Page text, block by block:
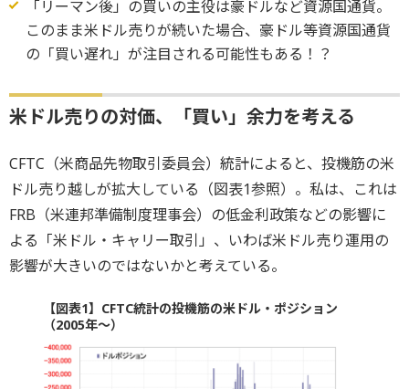
「リーマン後」の買いの主役は豪ドルなど資源国通貨。
このまま米ドル売りが続いた場合、豪ドル等資源国通貨
の「買い遅れ」が注目される可能性もある！？
米ドル売りの対価、「買い」余力を考える
CFTC（米商品先物取引委員会）統計によると、投機筋の米
ドル売り越しが拡大している（図表1参照）。私は、これは
FRB（米連邦準備制度理事会）の低金利政策などの影響に
よる「米ドル・キャリー取引」、いわば米ドル売り運用の
影響が大きいのではないかと考えている。
【図表1】CFTC統計の投機筋の米ドル・ポジション
（2005年～）